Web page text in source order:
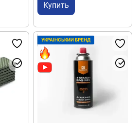
Купить
УКРАЇНСЬКИЙ БРЕНД